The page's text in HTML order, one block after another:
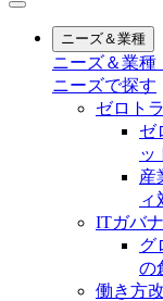
ニーズ＆業種
ニーズ＆業種
ニーズで探す
ゼロト
ゼ
ッ
産
ィ
ITガバ
グ
の
働き方